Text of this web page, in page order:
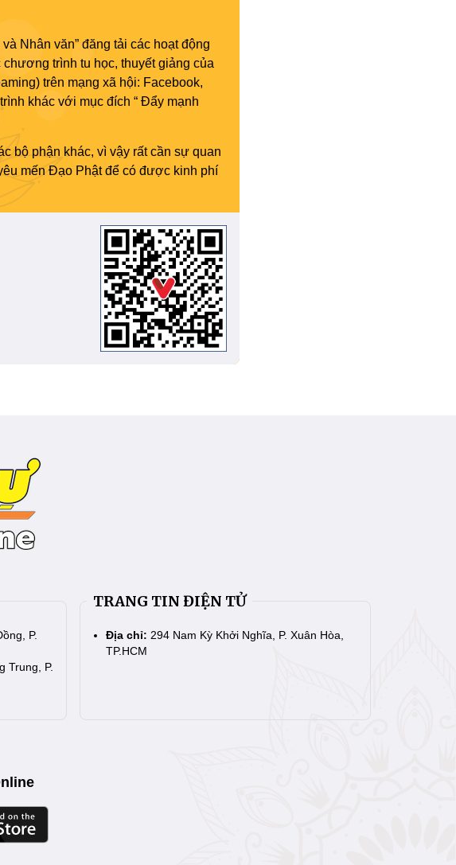
Nhân văn” đăng tải các hoạt động
trình tu học, thuyết giảng của
trên mạng xã hội: Facebook,
khác với mục đích “ Đẩy mạnh
bộ phận khác, vì vậy rất cần sự quan
mến Đạo Phật để có được kinh phí
P.
Trung, P.
TRANG TIN ĐIỆN TỬ
Địa chỉ: 294 Nam Kỳ Khởi Nghĩa, P. Xuân Hòa,
TP.HCM